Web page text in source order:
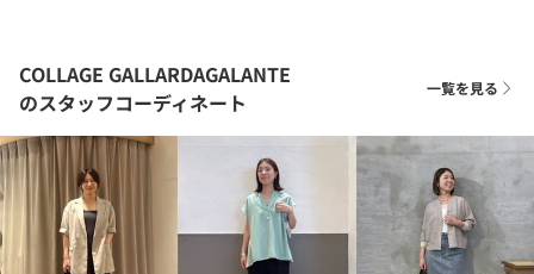
COLLAGE GALLARDAGALANTE
のスタッフコーディネート
一覧を見る